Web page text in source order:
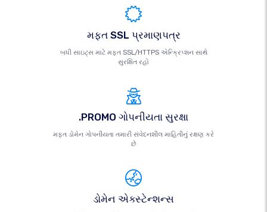
મફત SSL પ્રમાણપત્ર
બધી સાઇટ્સ માટે મફત SSL/HTTPS એન્ક્રિપ્શન સાથે
સુરક્ષિત રહો
.PROMO ગોપનીયતા સુરક્ષા
મફત ડોમેન ગોપનીયતા તમારી સંવેદનશીલ માહિતીનું રક્ષણ કરે
છે
ડોમેન એક્સ્ટેન્શન્સ